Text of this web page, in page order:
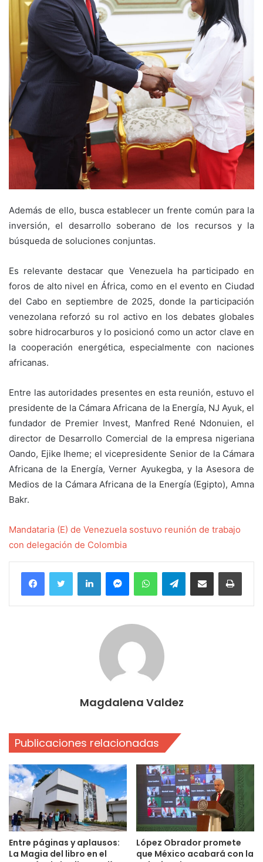
Además de ello, busca establecer un frente común para la
inversión, el desarrollo soberano de los recursos y la
búsqueda de soluciones conjuntas.
Es relevante destacar que Venezuela ha participado en
foros de alto nivel en África, como en el evento en Ciudad
del Cabo en septiembre de 2025, donde la participación
venezolana reforzó su rol activo en los debates globales
sobre hidrocarburos y lo posicionó como un actor clave en
la cooperación energética, especialmente con naciones
africanas.
Entre las autoridades presentes en esta reunión, estuvo el
presidente de la Cámara Africana de la Energía, NJ Ayuk, el
fundador de Premier Invest, Manfred René Ndonuien, el
director de Desarrollo Comercial de la empresa nigeriana
Oando, Ejike Iheme; el vicepresidente Senior de la Cámara
Africana de la Energía, Verner Ayukegba, y la Asesora de
Medios de la Cámara Africana de la Energía (Egipto), Amna
Bakr.
Mandataria (E) de Venezuela sostuvo reunión de trabajo
con delegación de Colombia
FacebookTwitter LinkedInMessengerWhatsAppTelegramCompartir por correo electrónico
Magdalena Valdez
Publicaciones relacionadas
Entre páginas y aplausos:
La Magia del libro en el
López Obrador promete
que México acabará con la